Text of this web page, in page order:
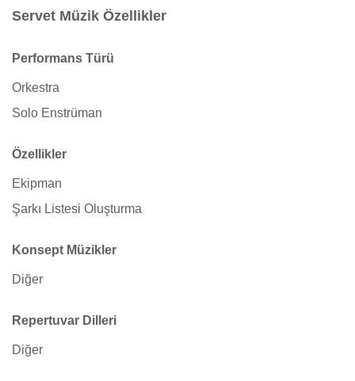
Servet Müzik Özellikler
Performans Türü
Orkestra
Solo Enstrüman
Özellikler
Ekipman
Şarkı Listesi Oluşturma
Konsept Müzikler
Diğer
Repertuvar Dilleri
Diğer